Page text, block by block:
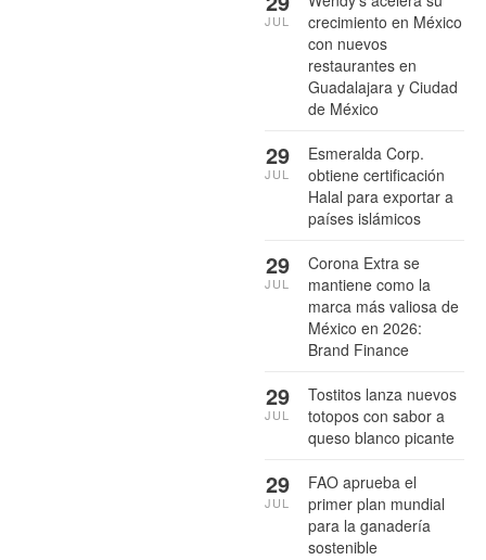
crecimiento en México
con nuevos
restaurantes en
Guadalajara y Ciudad
de México
JUL
Esmeralda Corp.
obtiene certificación
Halal para exportar a
países islámicos
29
JUL
Corona Extra se
mantiene como la
marca más valiosa de
México en 2026:
Brand Finance
29
JUL
Tostitos lanza nuevos
totopos con sabor a
queso blanco picante
29
JUL
FAO aprueba el
primer plan mundial
para la ganadería
sostenible
29
JUL